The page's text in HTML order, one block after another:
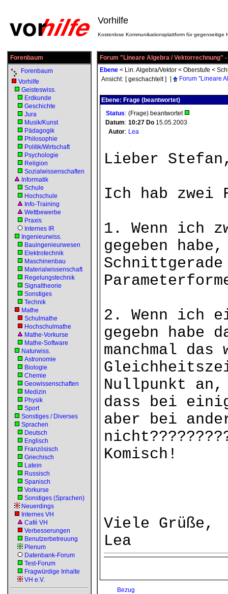
Vorhilfe
Kostenlose Kommunikationsplattform für gegenseitige
Forenbaum
Forenbaum
Vorhilfe
Geisteswiss.
Erdkunde
Geschichte
Jura
Musik/Kunst
Pädagogik
Philosophie
Politik/Wirtschaft
Psychologie
Religion
Sozialwissenschaften
Informatik
Schule
Hochschule
Info-Training
Wettbewerbe
Praxis
Internes IR
Ingenieurwiss.
Bauingenieurwesen
Elektrotechnik
Maschinenbau
Materialwissenschaft
Regelungstechnik
Signaltheorie
Sonstiges
Technik
Mathe
Schulmathe
Hochschulmathe
Mathe-Vorkurse
Mathe-Software
Naturwiss.
Astronomie
Biologie
Chemie
Geowissenschaften
Medizin
Physik
Sport
Sonstiges / Diverses
Sprachen
Deutsch
Englisch
Französisch
Griechisch
Latein
Russisch
Spanisch
Vorkurse
Sonstiges (Sprachen)
Neuerdings
Internes VH
Café VH
Verbesserungen
Benutzerbetreuung
Plenum
Datenbank-Forum
Test-Forum
Fragwürdige Inhalte
VH e.V.
Forum "Lineare Algebra / Vektorrechnung" -
Ebene < Lin. Algebra/Vektor < Oberstufe <
Ansicht: [ geschachtelt ] Forum "Lineare
Ebene: Frage (beantwortet)
Status: (Frage) beantwortet
Datum: 10:27 Do 15.05.2003
Autor: Lea
Lieber
Ich hab zwei
1. Wenn ich
gegeben
Schnittgerade
2. Wenn ich
gegebn habe
manchmal das
Nullpunkt an,
dass bei
aber bei
Komisch!
Viele Grüße,
Lea
Bezug